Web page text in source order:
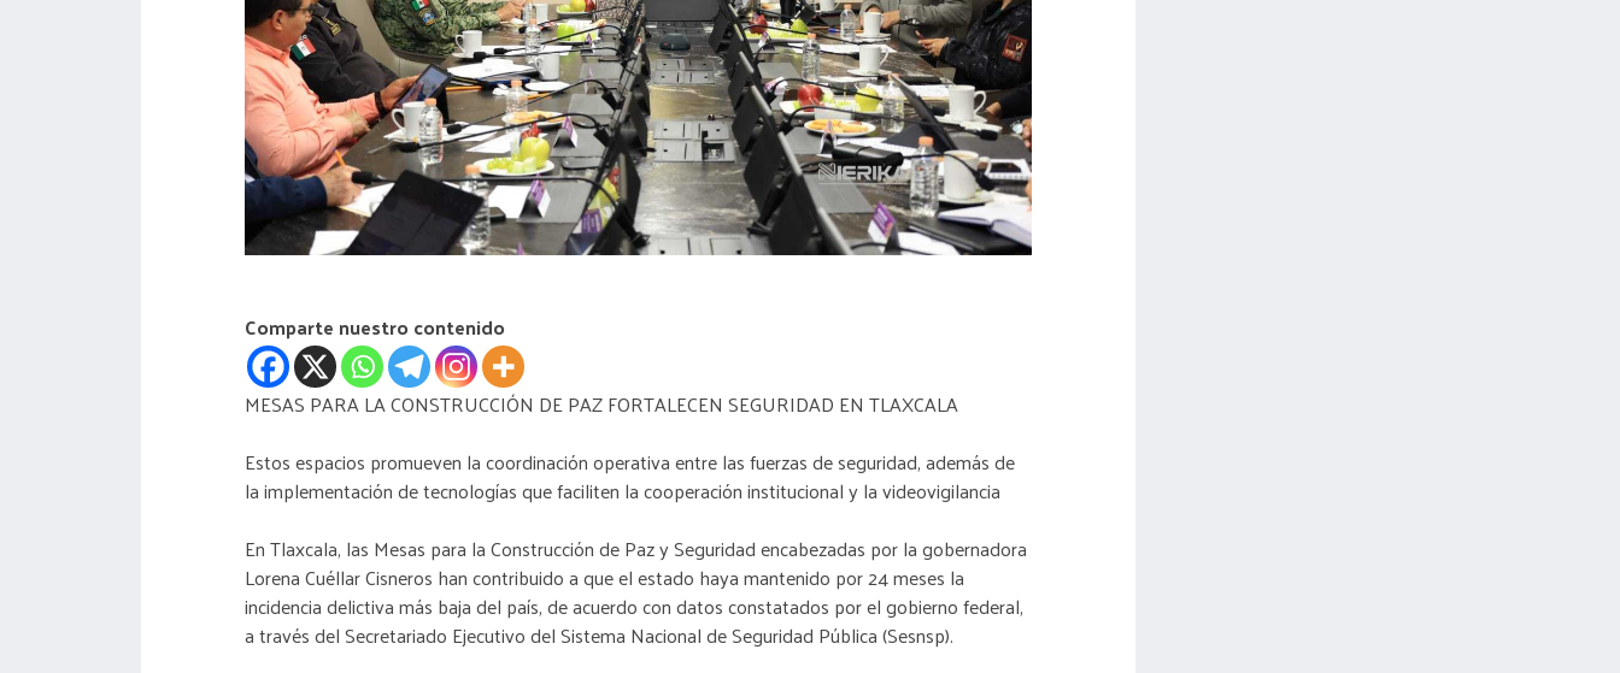
Comparte nuestro contenido
MESAS PARA LA CONSTRUCCIÓN DE PAZ FORTALECEN SEGURIDAD EN TLAXCALA
Estos espacios promueven la coordinación operativa entre las fuerzas de seguridad, además de
la implementación de tecnologías que faciliten la cooperación institucional y la videovigilancia
En Tlaxcala, las Mesas para la Construcción de Paz y Seguridad encabezadas por la gobernadora
Lorena Cuéllar Cisneros han contribuido a que el estado haya mantenido por 24 meses la
incidencia delictiva más baja del país, de acuerdo con datos constatados por el gobierno federal,
a través del Secretariado Ejecutivo del Sistema Nacional de Seguridad Pública (Sesnsp).